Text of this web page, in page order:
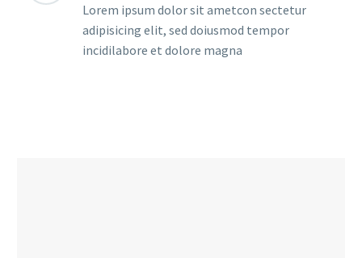
Lorem ipsum dolor sit ametcon sectetur
adipisicing elit, sed doiusmod tempor
incidilabore et dolore magna